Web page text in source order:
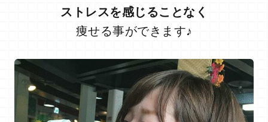
ストレスを感じることなく
痩せる事ができます♪